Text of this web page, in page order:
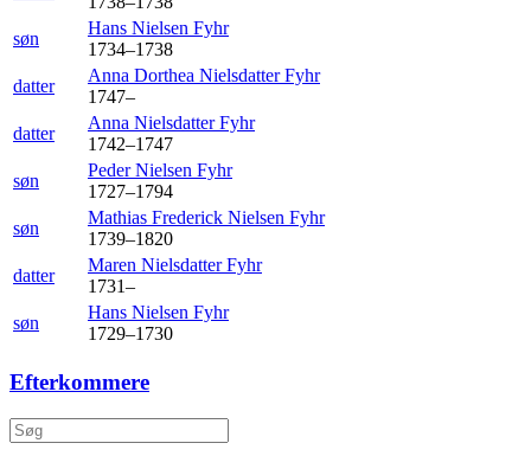
søn
Hans Nielsen Fyhr
1734–1738
datter
Anna Dorthea NielsdatterFyhr
1747–
datter
Anna NielsdatterFyhr
1742–1747
søn
Peder Nielsen Fyhr
1727–1794
søn
Mathias Frederick Nielsen Fyhr
1739–1820
datter
Maren NielsdatterFyhr
1731–
søn
Hans Nielsen Fyhr
1729–1730
Efterkommere